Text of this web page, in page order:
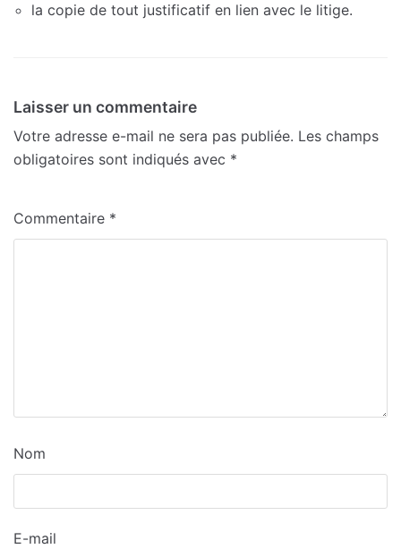
la copie de tout justificatif en lien avec le litige.
Laisser un commentaire
Votre adresse e-mail ne sera pas publiée. Les champs
obligatoires sont indiqués avec *
Commentaire *
Nom
E-mail